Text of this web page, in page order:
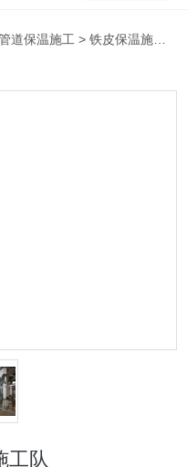
道保温施工 >铁皮保温施工队
工队